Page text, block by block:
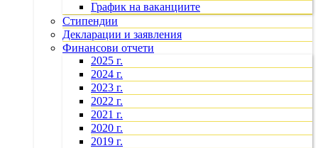
График на ваканциите
Стипендии
Декларации и заявления
Финансови отчети
2025 г.
2024 г.
2023 г.
2022 г.
2021 г.
2020 г.
2019 г.